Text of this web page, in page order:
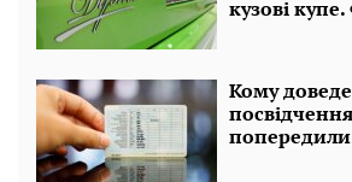
кузові
Кому
попередили